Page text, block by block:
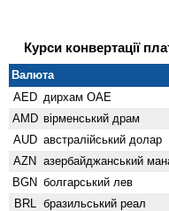
Курси конвертації
Валюта
AED дирхам ОАЕ
AMD вiрменський драм
AUD австралійський долар
AZN азербайджанський
BGN болгарський лев
BRL бразильський реал